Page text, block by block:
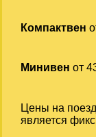
Компактвен
Минивен от
Цены на
является